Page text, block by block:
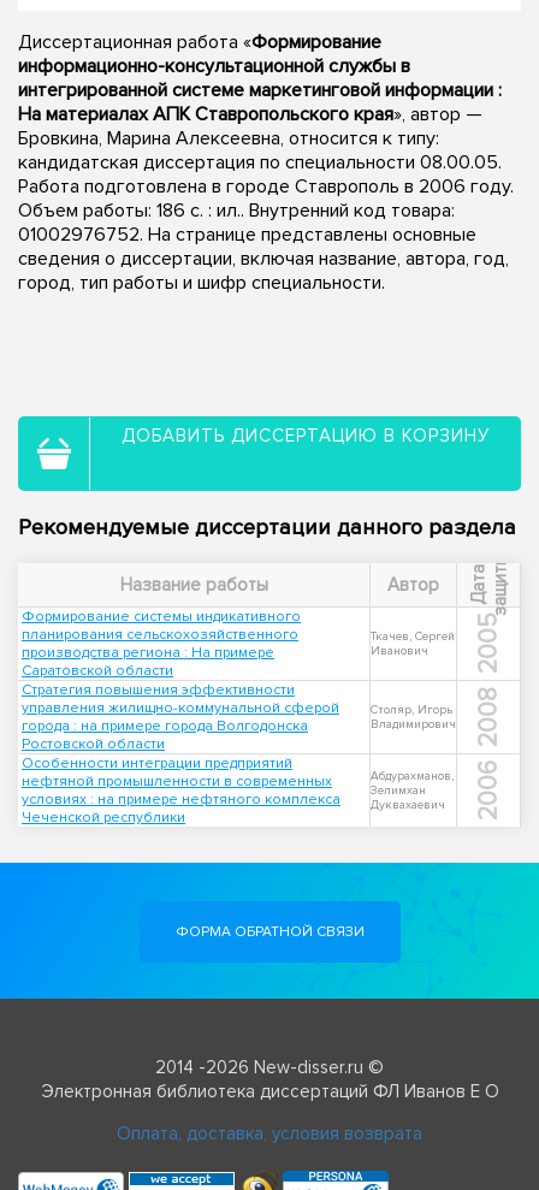
Диссертационная работа «Формирование
информационно-консультационной службы в
интегрированной системе маркетинговой информации :
На материалах АПК Ставропольского края», автор —
Бровкина, Марина Алексеевна, относится к типу:
кандидатская диссертация по специальности 08.00.05.
Работа подготовлена в городе Ставрополь в 2006 году.
Объем работы: 186 с. : ил.. Внутренний код товара:
01002976752. На странице представлены основные
сведения о диссертации, включая название, автора, год,
город, тип работы и шифр специальности.
ДОБАВИТЬ ДИССЕРТАЦИЮ В КОРЗИНУ
Рекомендуемые диссертации данного раздела
Название работы Автор Д
а
т
а
з
а
щ
и
т ы
Формирование системы индикативного
планирования сельскохозяйственного
производства региона : На примере
Саратовской области
Ткачев, Сергей
Иванович
2005
Стратегия повышения эффективности
управления жилищно-коммунальной сферой
города : на примере города Волгодонска
Ростовской области
Столяр, Игорь
Владимирович
2008
Особенности интеграции предприятий
нефтяной промышленности в современных
условиях : на примере нефтяного комплекса
Чеченской республики
Абдурахманов,
Зелимхан
Дуквахаевич
2006
ФОРМА ОБРАТНОЙ СВЯЗИ
2014 -2026 New-disser.ru ©
Электронная библиотека диссертаций ФЛ Иванов Е О
Оплата, доставка, условия возврата